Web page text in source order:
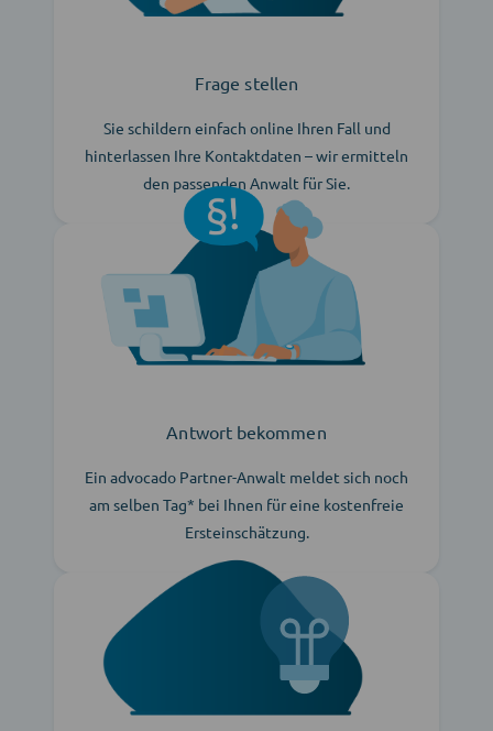
Frage stellen
Sie schildern einfach online Ihren Fall und
hinterlassen Ihre Kontaktdaten – wir ermitteln
den passenden Anwalt für Sie.
Antwort bekommen
Ein advocado Partner-Anwalt meldet sich noch
am selben Tag* bei Ihnen für eine kostenfreie
Ersteinschätzung.